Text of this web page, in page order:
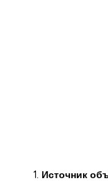
Источник